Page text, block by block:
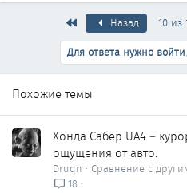
ПервыйНазад 10 из
Для ответа нужно
Похожие темы
Хонда Сабер UA4 –
ощущения от авто.
Druqn
Сравнение с
18